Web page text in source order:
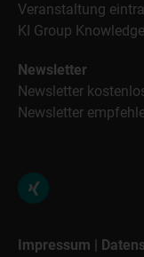
Veranstaltung
KI Group
Newsletter
Newsletter
Newsletter
Impressum |